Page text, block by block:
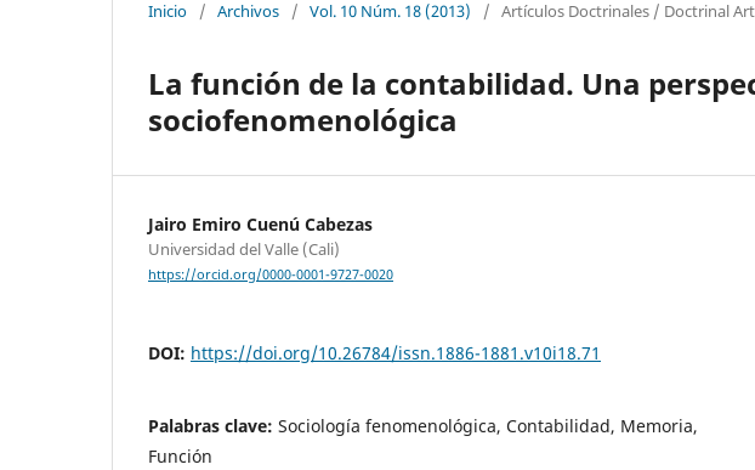
Inicio / Archivos / Vol. 10 Núm. 18 (2013) / Artículos Doctrinales / Doctrinal
La función de la contabilidad. Una
sociofenomenológica
Jairo Emiro Cuenú Cabezas
Universidad del Valle (Cali)
https://orcid.org/0000-0001-9727-0020
DOI: https://doi.org/10.26784/issn.1886-1881.v10i18.71
Palabras clave: Sociología fenomenológica, Contabilidad, Memoria,
Función